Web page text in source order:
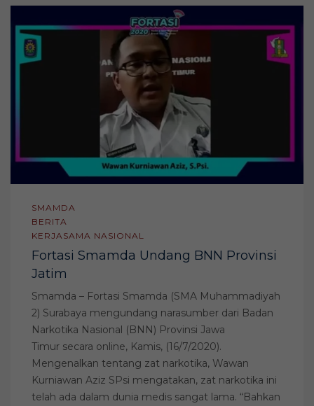
SMAMDA
BERITA
KERJASAMA NASIONAL
Fortasi Smamda Undang BNN Provinsi
Jatim
Smamda – Fortasi Smamda (SMA Muhammadiyah
2) Surabaya mengundang narasumber dari Badan
Narkotika Nasional (BNN) Provinsi Jawa
Timur secara online, Kamis, (16/7/2020).
Mengenalkan tentang zat narkotika, Wawan
Kurniawan Aziz SPsi mengatakan, zat narkotika ini
telah ada dalam dunia medis sangat lama. “Bahkan